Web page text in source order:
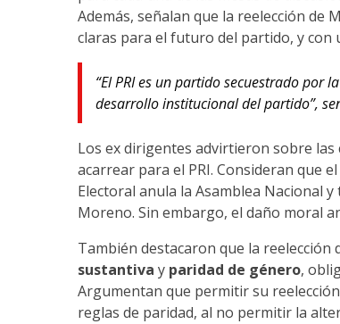
Además, señalan que la reelección
claras para el futuro del partido, y con
“El PRI es un partido secuestrado por
desarrollo institucional del partido”,
Los ex dirigentes advirtieron sobre las
acarrear para el PRI. Consideran que
Electoral anula la Asamblea Nacional
Moreno. Sin embargo, el daño moral
También destacaron que la
sustantiva y paridad de género,
Argumentan que permitir su
reglas de paridad, al no permitir la